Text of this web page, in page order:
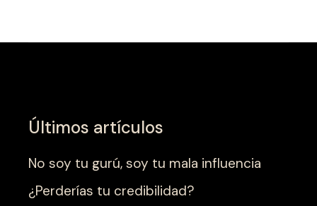
Últimos artículos
No soy tu gurú, soy tu mala influencia
¿Perderías tu credibilidad?